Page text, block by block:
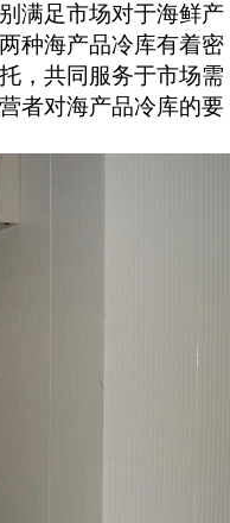
满足市场对于海鲜产
种海产品冷库有着密
，共同服务于市场需
者对海产品冷库的要